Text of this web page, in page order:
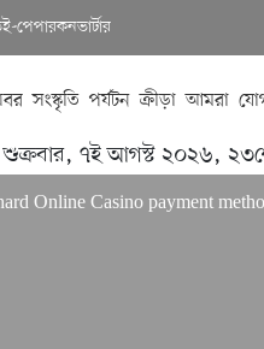
ই-পেপারকনভার্টার
সংস্কৃতি পর্যটন ক্রীড়া আমরা
শুক্রবার, ৭ই আগস্ট ২০২৬,
Casino payment methods: